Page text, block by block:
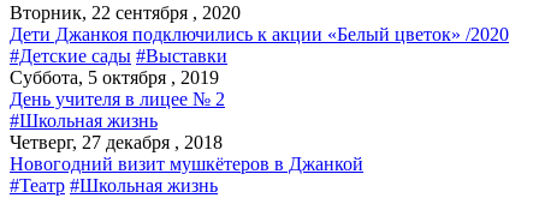
Вторник, 22 сентября , 2020
Дети Джанкоя подключились к акции «Белый цветок» /2020
#Детские сады #Выставки
Суббота, 5 октября , 2019
День учителя в лицее № 2
#Школьная жизнь
Четверг, 27 декабря , 2018
Новогодний визит мушкётеров в Джанкой
#Театр #Школьная жизнь